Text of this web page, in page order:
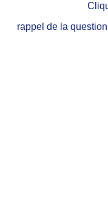
rappel de la